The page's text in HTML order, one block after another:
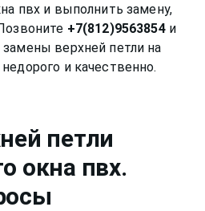
пвх и выполнить замену,
+7(812)9563854и
верхней петли на
петли
окна пвх.